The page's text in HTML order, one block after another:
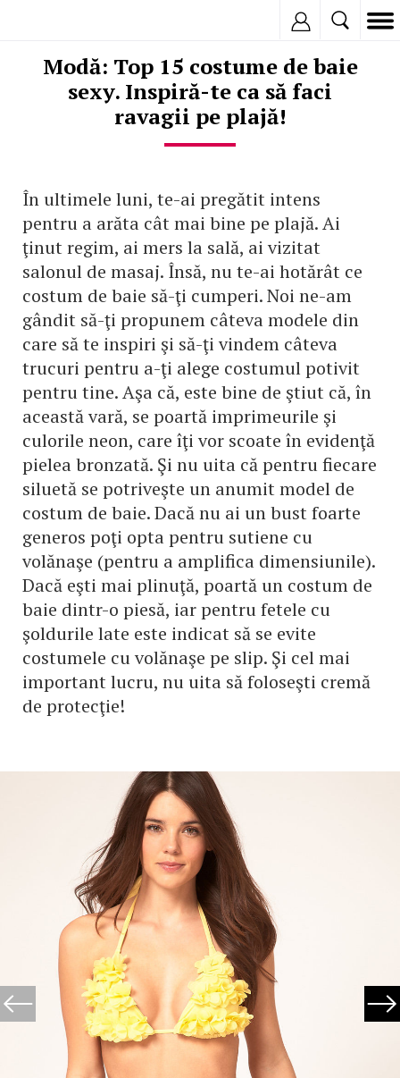
Modă: Top 15 costume de baie
sexy. Inspiră-te ca să faci
ravagii pe plajă!
În ultimele luni, te-ai pregătit intens
pentru a arăta cât mai bine pe plajă. Ai
ţinut regim, ai mers la sală, ai vizitat
salonul de masaj. Însă, nu te-ai hotărât ce
costum de baie să-ţi cumperi. Noi ne-am
gândit să-ţi propunem câteva modele din
care să te inspiri şi să-ţi vindem câteva
trucuri pentru a-ţi alege costumul potivit
pentru tine. Aşa că, este bine de ştiut că, în
această vară, se poartă imprimeurile şi
culorile neon, care îţi vor scoate în evidenţă
pielea bronzată. Şi nu uita că pentru fiecare
siluetă se potriveşte un anumit model de
costum de baie. Dacă nu ai un bust foarte
generos poţi opta pentru sutiene cu
volănaşe (pentru a amplifica dimensiunile).
Dacă eşti mai plinuţă, poartă un costum de
baie dintr-o piesă, iar pentru fetele cu
şoldurile late este indicat să se evite
costumele cu volănaşe pe slip. Şi cel mai
important lucru, nu uita să foloseşti cremă
de protecţie!